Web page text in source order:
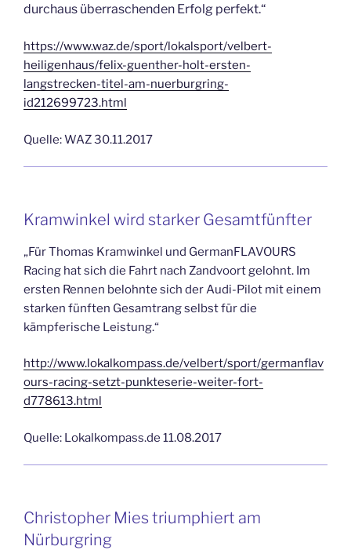
durchaus überraschenden Erfolg perfekt.“
https://www.waz.de/sport/lokalsport/velbert-
heiligenhaus/felix-guenther-holt-ersten-
langstrecken-titel-am-nuerburgring-
id212699723.html
Quelle: WAZ 30.11.2017
Kramwinkel wird starker Gesamtfünfter
„Für Thomas Kramwinkel und GermanFLAVOURS
Racing hat sich die Fahrt nach Zandvoort gelohnt. Im
ersten Rennen belohnte sich der Audi-Pilot mit einem
starken fünften Gesamtrang selbst für die
kämpferische Leistung.“
http://www.lokalkompass.de/velbert/sport/germanflav
ours-racing-setzt-punkteserie-weiter-fort-
d778613.html
Quelle: Lokalkompass.de 11.08.2017
Christopher Mies triumphiert am
Nürburgring